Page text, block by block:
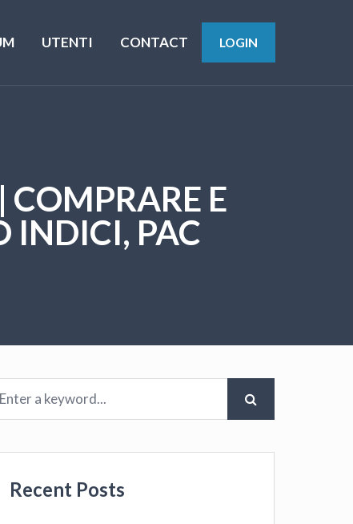
UTENTI CONTACT LOGIN
COMPRARE E
INDICI, PAC
Recent Posts